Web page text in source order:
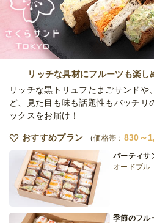
リッチな具材にフルーツも楽
リッチな黒トリュフたまごサンドや
ど、見た目も味も話題性もバッチリ
ックスをお届け！
おすすめプラン 価格帯： 830～
パーティサ
オードブル
季節のフル